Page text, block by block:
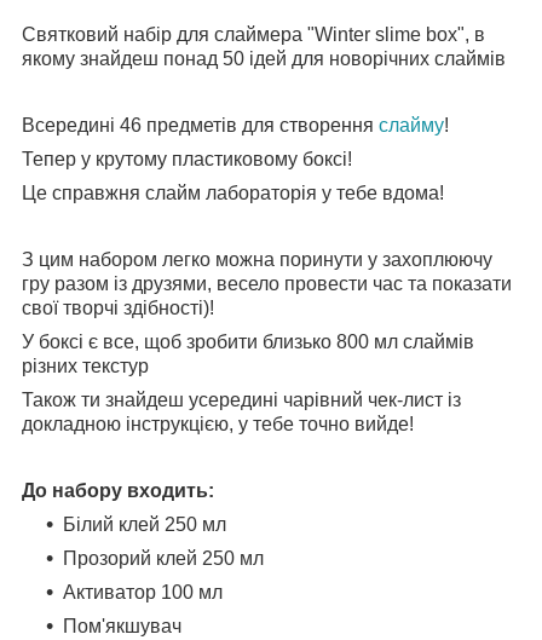
Святковий набір для слаймера "Winter slime box", в
якому знайдеш понад 50 ідей для новорічних слаймів
Всередині 46 предметів для створення слайму!
Тепер у крутому пластиковому боксі!
Це справжня слайм лабораторія у тебе вдома!
З цим набором легко можна поринути у захоплюючу
гру разом із друзями, весело провести час та показати
свої творчі здібності)!
У боксі є все, щоб зробити близько 800 мл слаймів
різних текстур
Також ти знайдеш усередині чарівний чек-лист із
докладною інструкцією, у тебе точно вийде!
До набору входить:
Білий клей 250 мл
Прозорий клей 250 мл
Активатор 100 мл
Пом'якшувач